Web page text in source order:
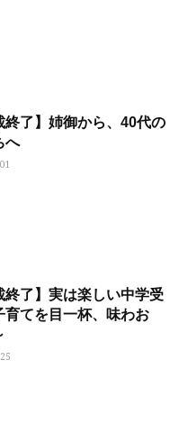
終了】姉御から、40代の
へ
終了】実は楽しい中学受
育てを目一杯、味わお